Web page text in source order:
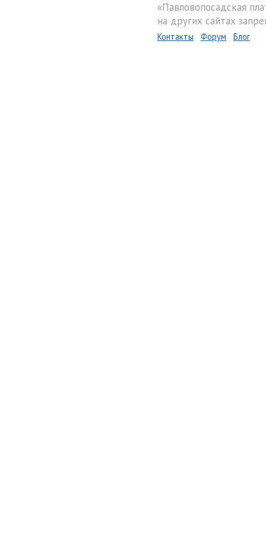
«Павловопосадская
на других сайтах
Контакты Форум Блог